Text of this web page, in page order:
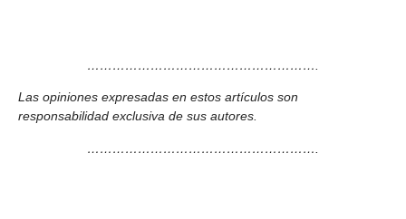
……………………………………………….
Las opiniones expresadas en estos artículos son
responsabilidad exclusiva de sus autores.
……………………………………………….